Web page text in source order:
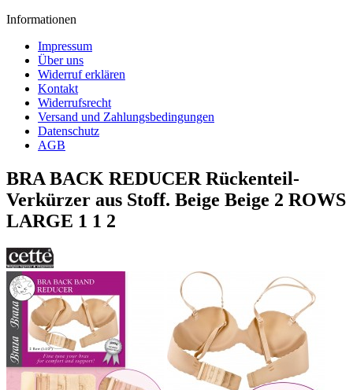
Informationen
Impressum
Über uns
Widerruf erklären
Kontakt
Widerrufsrecht
Versand und Zahlungsbedingungen
Datenschutz
AGB
BRA BACK REDUCER Rückenteil-
Verkürzer aus Stoff. Beige Beige 2 ROWS
LARGE 1 1 2